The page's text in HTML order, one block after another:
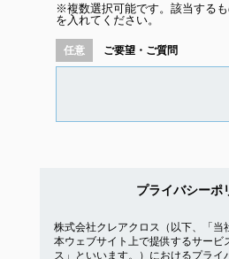
※複数選択可能です。該当する
を入れてください。
ご要望・ご質問
プライバシーポ
株式会社クレアクロス（以下、「当
本ウェブサイト上で提供するサービ
ス」といいます。）におけるプライ